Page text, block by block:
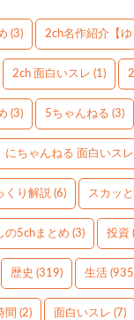
(3) 2ch名作紹介【ゆ
2ch 面白いスレ (1)
(3) 5ちゃんねる (3)
にちゃんねる 面白いスレ
くり解説 (6) スカッと
の5chまとめ (3) 投資
歴史 (319) 生活
間 (2) 面白いスレ (7)